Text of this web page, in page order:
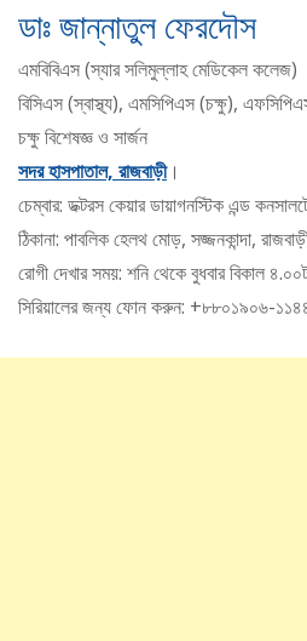
ডাঃ জান্নাতুল ফেরদৌস
এমবিবিএস (স্যার সলিমুল্লাহ মেডিকেল কলেজ)
বিসিএস (স্বাস্থ্য), এমসিপিএস (চক্ষু),
চক্ষু বিশেষজ্ঞ ও সার্জন
সদর হাসপাতাল, রাজবাড়ী।
চেম্বার: ডক্টরস কেয়ার ডায়াগনস্টিক এন্ড
ঠিকানা: পাবলিক হেলথ মোড়, সজ্জনকান্দা,
রোগী দেখার সময়: শনি থেকে বুধবার বিকাল
সিরিয়ালের জন্য ফোন করুন: +৮৮০১৯০৬-